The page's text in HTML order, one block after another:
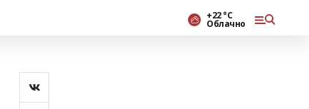
+22 °С
Облачно